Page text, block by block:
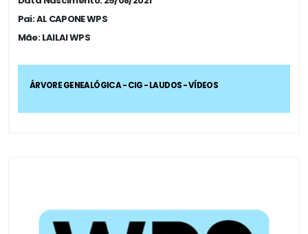
Pai: AL CAPONE WPS
Mãe: LAILAI WPS
ÁRVORE GENEALÓGICA - CIG - LAUDOS - VÍDEOS